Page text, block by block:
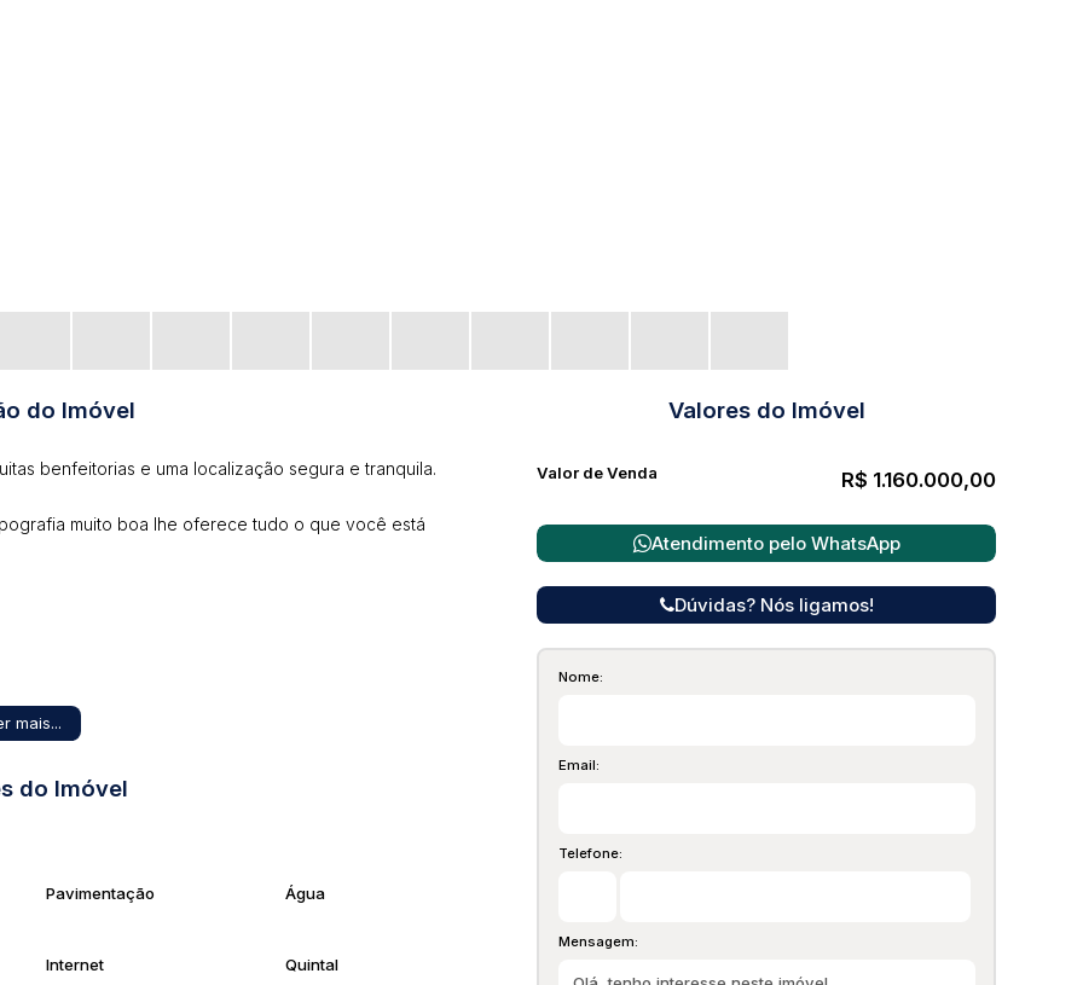
do Imóvel
benfeitorias e uma localização segura e tranquila.
muito boa lhe oferece tudo o que você está
externos;
mais...
do Imóvel
Pavimentação Água
Internet Quintal
Valores do Imóvel
R$ 1.160.000,00
Valor de Venda
Atendimento pelo WhatsApp
Dúvidas? Nós ligamos!
Nome:
Email:
Telefone:
Mensagem: